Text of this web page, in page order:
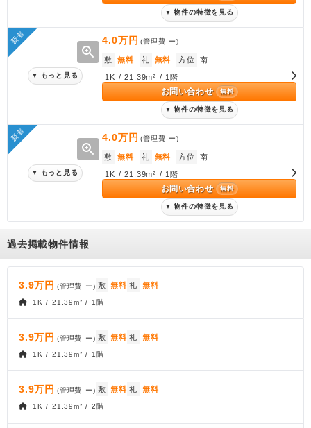
▼ 物件の特徴を見る
新着
zoom_in
▼ もっと見る
4.0万円 (管理費 ー)
敷 無料 礼 無料 方位 南
1K / 21.39m² / 1階
お問い合わせ 無料
▼ 物件の特徴を見る
新着
zoom_in
▼ もっと見る
4.0万円 (管理費 ー)
敷 無料 礼 無料 方位 南
1K / 21.39m² / 1階
お問い合わせ 無料
▼ 物件の特徴を見る
過去掲載物件情報
3.9万円 (管理費 ー) 敷 無料 礼 無料
1K / 21.39m² / 1階
3.9万円 (管理費 ー) 敷 無料 礼 無料
1K / 21.39m² / 1階
3.9万円 (管理費 ー) 敷 無料 礼 無料
1K / 21.39m² / 2階